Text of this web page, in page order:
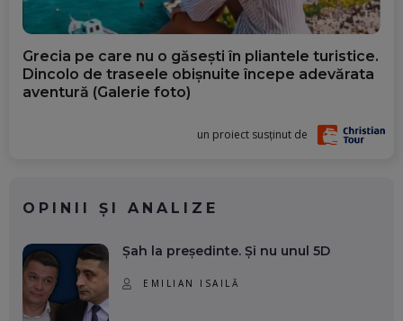
Grecia pe care nu o găsești în pliantele turistice.
Dincolo de traseele obișnuite începe adevărata
aventură (Galerie foto)
un proiect susținut de
OPINII ȘI ANALIZE
Șah la președinte. Și nu unul 5D
EMILIAN ISAILĂ